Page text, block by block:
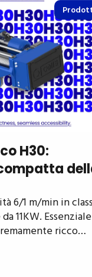
H30:
6/1 m/min in
11KW. Essenziale
ricco…